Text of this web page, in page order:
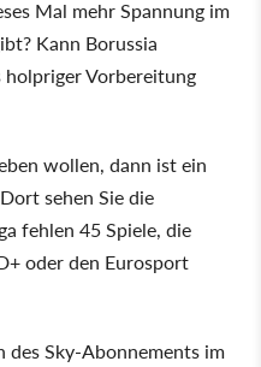
Mal mehr Spannung im
Kann Borussia
Vorbereitung
wollen, dann ist ein
sehen Sie die
fehlen 45 Spiele, die
oder den Eurosport
des Sky-Abonnements im